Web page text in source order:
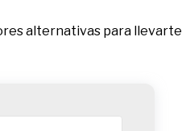
alternativas para llevarte